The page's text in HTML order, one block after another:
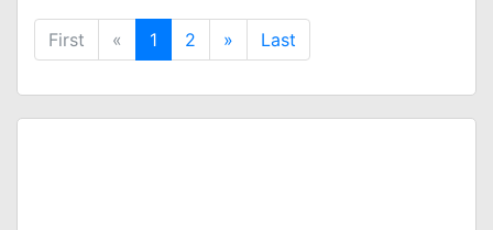
First « 1 2 » Last